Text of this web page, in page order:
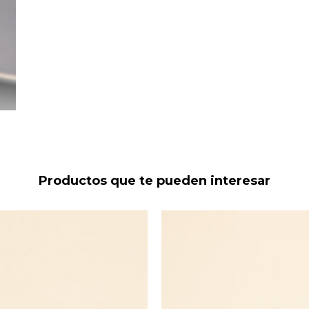
Productos que te pueden interesar